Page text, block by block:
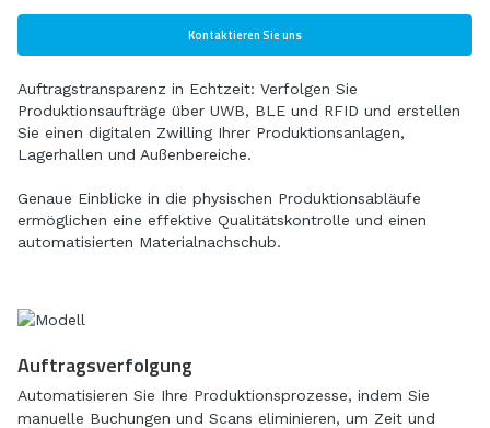
Kontaktieren Sie uns
Auftragstransparenz in Echtzeit: Verfolgen Sie
Produktionsaufträge über UWB, BLE und RFID und erstellen
Sie einen digitalen Zwilling Ihrer Produktionsanlagen,
Lagerhallen und Außenbereiche.
Genaue Einblicke in die physischen Produktionsabläufe
ermöglichen eine effektive Qualitätskontrolle und einen
automatisierten Materialnachschub.
Auftragsverfolgung
Automatisieren Sie Ihre Produktionsprozesse, indem Sie
manuelle Buchungen und Scans eliminieren, um Zeit und